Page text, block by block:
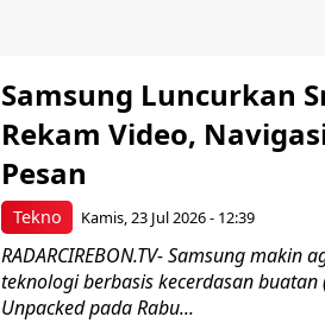
Tekno
Samsung Luncurkan
Rekam Video,
Pesan
Kamis, 23 Jul 2026 - 12:39
RADARCIREBON.TV- Samsung
teknologi berbasis kecerdasan
Unpacked pada Rabu...